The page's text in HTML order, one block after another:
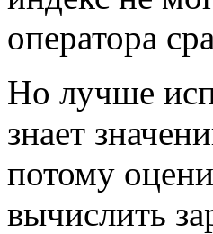
оператора
Но лучше
знает
потому
вычислить